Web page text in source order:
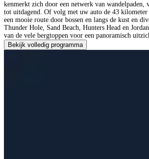
kenmerkt zich door een netwerk van wandelpaden,
tot uitdagend. Of volg met uw auto de 43 kilometer
een mooie route door bossen en langs de kust en
Thunder Hole, Sand Beach, Hunters Head en
van de vele bergtoppen voor een panoramisch
Bekijk volledig programma